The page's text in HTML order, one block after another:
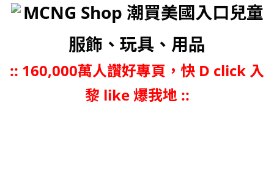
MCNG Shop 潮買美國入口兒童
服飾、玩具、用品
:: 160,000萬人讚好專頁，快 D click 入
黎 like 爆我地 ::